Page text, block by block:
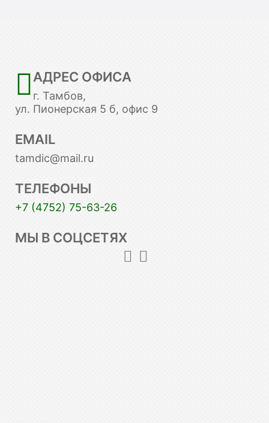
АДРЕС ОФИСА
г. Тамбов,
ул. Пионерская 5 б, офис 9
EMAIL
tamdic@mail.ru
ТЕЛЕФОНЫ
+7 (4752) 75-63-26
МЫ В СОЦСЕТЯХ